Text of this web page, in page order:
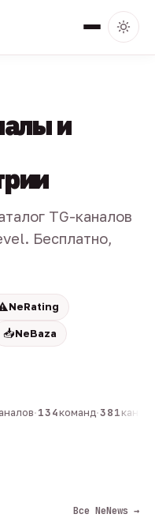
и
TG-каналов
Бесплатно,
NeRating
📥NeBaza
·134команд·381
Все NeNews →